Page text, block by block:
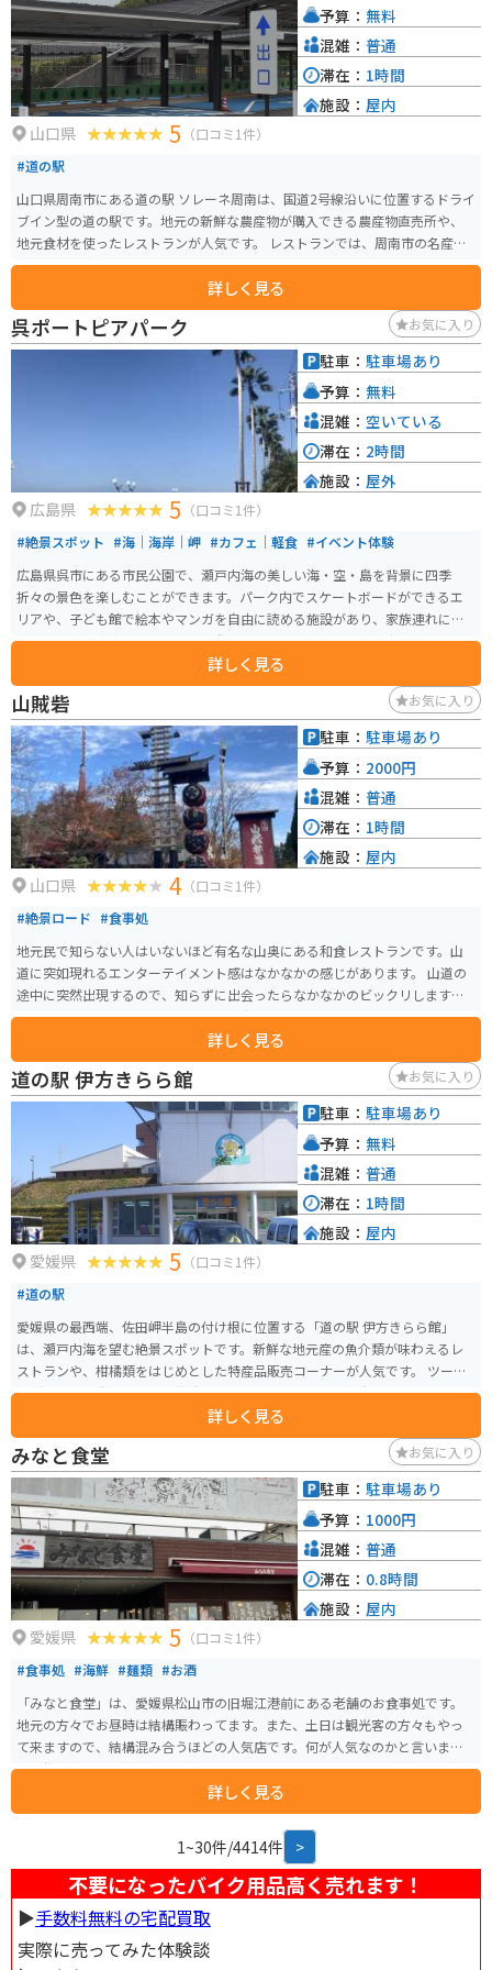
山口県 5 （口コミ1件）
#道の駅
山口県周南市にある道の駅 ソレーネ周南は、国道2号線沿いに位置するドライ
ブイン型の道の駅です。地元の新鮮な農産物が購入できる農産物直売所や、
地元食材を使ったレストランが人気です。 レストランでは、周南市の名産品
である「周南みかん」を使ったソフトクリームやジュースがおすすめです。
また、地元産の新鮮な魚介類を使った料理も楽しむことができます。 バイク
で訪れる場合、道の駅には広々とした駐車場が完備されているので安心で
す。道の駅 ソレーネ周南を拠点に、周辺の観光スポットを巡るのも良いでし
ょう。例えば、瀬戸内海国立公園に浮かぶ島々を巡る周防大島へのツーリン
詳しく見る
予算： 無料
混雑： 普通
滞在： 1時間
施設： 屋内
呉ポートピアパーク お気に入り
広島県 5 （口コミ1件）
#絶景スポット #海｜海岸｜岬 #カフェ｜軽食 #イベント体験
広島県呉市にある市民公園で、瀬戸内海の美しい海・空・島を背景に四季
折々の景色を楽しむことができます。パーク内でスケートボードができるエ
リアや、子ども館で絵本やマンガを自由に読める施設があり、家族連れにも
嬉しい設備が充実しています。水遊びができる池やトライアル広場など、アク
ティブに楽しめるスポットも多数あります。 入園料は無料なので、ツーリン
グの休憩などにも気軽に利用できます。釣りスポット、フェリー乗り場もあ
り、週末はイベントなども行われています。貸し自転車や図書館、船のアス
レチックなどもあり、老若男女問わず楽しめるスポットです。JR呉線〈呉ポ
ートピア〉下車すぐ、無料駐車場500台。広島呉道路からもアクセス良好で
す。
詳しく見る
駐車： 駐車場あり
予算： 無料
混雑： 空いている
滞在： 2時間
施設： 屋外
山賊砦 お気に入り
山口県 4 （口コミ1件）
#絶景ロード #食事処
地元民で知らない人はいないほど有名な山奥にある和食レストランです。山
道に突如現れるエンターテイメント感はなかなかの感じがあります。 山道の
途中に突然出現するので、知らずに出会ったらなかなかのビックリします。
山賊うどん、山賊むすび、山賊焼きが有名です。席も色々あり、色だけでな
くエンタメとしても面白いです。詳しく見る
駐車： 駐車場あり
予算： 2000円
混雑： 普通
滞在： 1時間
施設： 屋内
道の駅 伊方きらら館 お気に入り
愛媛県 5 （口コミ1件）
#道の駅
愛媛県の最西端、佐田岬半島の付け根に位置する「道の駅 伊方きらら館」
は、瀬戸内海を望む絶景スポットです。新鮮な地元産の魚介類が味わえるレ
ストランや、柑橘類をはじめとした特産品販売コーナーが人気です。 ツーリ
ングで訪れる際は、きらら館駐車場にバイクを停めて、雄大な景色を眺めな
がら休憩するのがおすすめです。佐田岬半島は「四国カルスト」に続くワイ
ンディングロードが続く、バイク乗りにとって人気のエリアです。 名産品と
しては、伊方産の柑橘類はもちろんのこと、地元で水揚げされた新鮮な魚介
類を使った加工品も人気です。中でも、じゃこ天や鯛めしはぜひ味わいたい
一品と言えるでしょう。
詳しく見る
駐車： 駐車場あり
予算： 無料
混雑： 普通
滞在： 1時間
施設： 屋内
みなと食堂 お気に入り
愛媛県 5 （口コミ1件）
#食事処 #海鮮 #麺類 #お酒
「みなと食堂」は、愛媛県松山市の旧堀江港前にある老舗のお食事処です。
地元の方々でお昼時は結構賑わってます。また、土日は観光客の方々もやっ
て来ますので、結構混み合うほどの人気店です。何が人気なのかと言います
と、松山名物の「鍋焼きうどん」です。四国と言えば、香川の「讃岐うど
ん」が有名ですが、愛媛県、特に松山市でうどんと言えば「鍋焼きうどん」
です。ここのお店の「鍋焼きうどん」は、昔ながらのアルミの鍋に入ってい
て、甘めの出汁に浸った柔らかめのおうどんが、とっても美味しいです。ま
た、おでんや各種定食類もありますので、みんなで楽しくワイワイやれるお
店だと思います。
詳しく見る
駐車： 駐車場あり
予算： 1000円
混雑： 普通
滞在： 0.8時間
施設： 屋内
1~30件/4414件 >
不要になったバイク用品高く売れます！
▶︎手数料無料の宅配買取
実際に売ってみた体験談